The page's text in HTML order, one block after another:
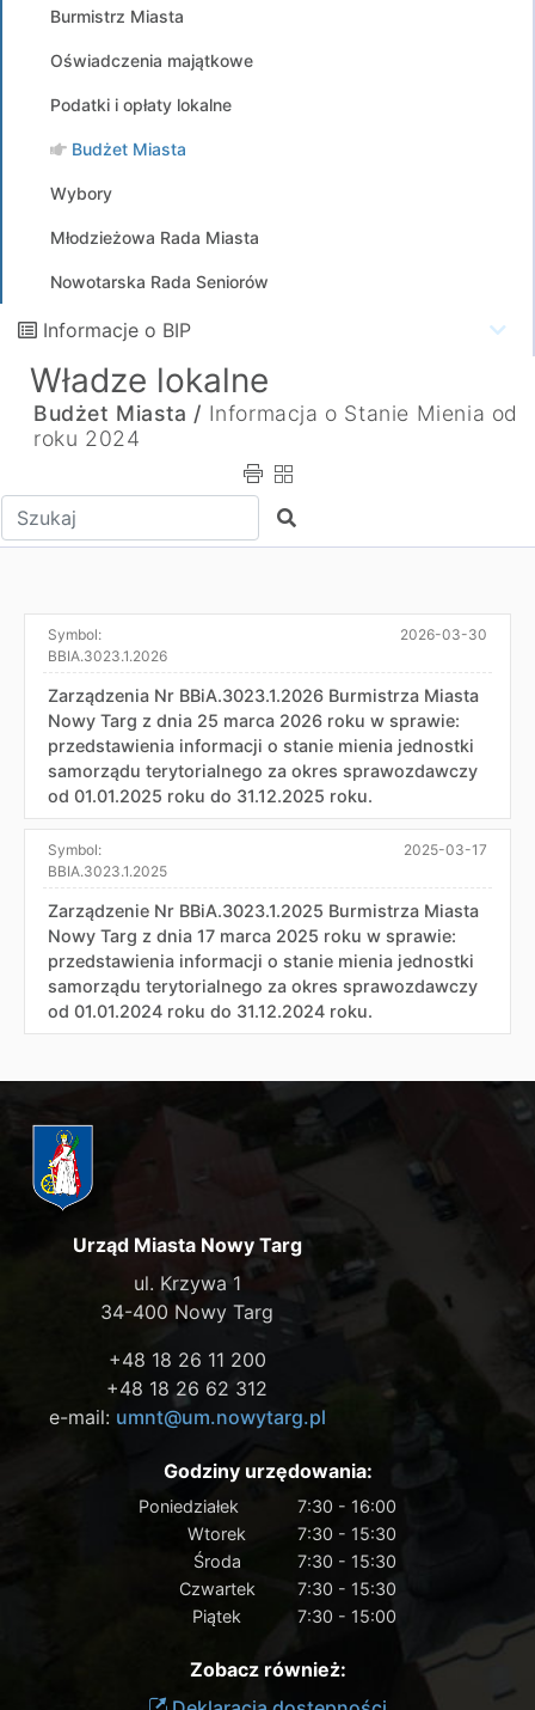
Burmistrz Miasta
Oświadczenia majątkowe
Podatki i opłaty lokalne
Budżet Miasta
Wybory
Młodzieżowa Rada Miasta
Nowotarska Rada Seniorów
Informacje o BIP
Władze lokalne
Budżet Miasta / Informacja o Stanie Mienia od
roku 2024
Wpisz tekst do wyszukania Szukaj
Symbol:
BBIA.3023.1.2026
2026-03-30
Zarządzenia Nr BBiA.3023.1.2026 Burmistrza Miasta
Nowy Targ z dnia 25 marca 2026 roku w sprawie:
przedstawienia informacji o stanie mienia jednostki
samorządu terytorialnego za okres sprawozdawczy
od 01.01.2025 roku do 31.12.2025 roku.
Symbol:
BBIA.3023.1.2025
2025-03-17
Zarządzenie Nr BBiA.3023.1.2025 Burmistrza Miasta
Nowy Targ z dnia 17 marca 2025 roku w sprawie:
przedstawienia informacji o stanie mienia jednostki
samorządu terytorialnego za okres sprawozdawczy
od 01.01.2024 roku do 31.12.2024 roku.
Urząd Miasta Nowy Targ
ul. Krzywa 1
34-400 Nowy Targ
+48 18 26 11 200
+48 18 26 62 312
e-mail: umnt@um.nowytarg.pl
Godziny urzędowania:
Poniedziałek
7:30 - 16:00
Wtorek
7:30 - 15:30
Środa
7:30 - 15:30
Czwartek
7:30 - 15:30
Piątek
7:30 - 15:00
Zobacz również: